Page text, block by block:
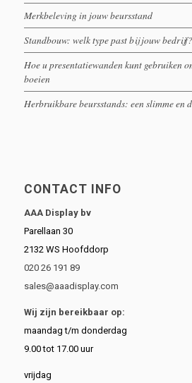
Merkbeleving in jouw beursstand
Standbouw: welk type past bij jouw bedrijf?
Hoe u presentatiewanden kunt gebruiken
boeien
Herbruikbare beursstands: een slimme en
CONTACT INFO
AAA Display bv
Parellaan 30
2132 WS Hoofddorp
020 26 191 89
sales@aaadisplay.com
Wij zijn bereikbaar op:
maandag t/m donderdag
9.00 tot 17.00 uur
vrijdag